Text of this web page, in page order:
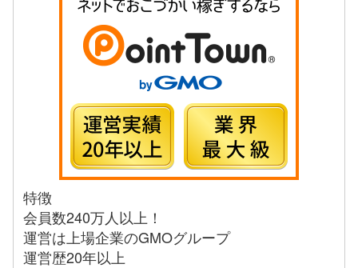
特徴
会員数240万人以上！
運営は上場企業のGMOグループ
運営歴20年以上